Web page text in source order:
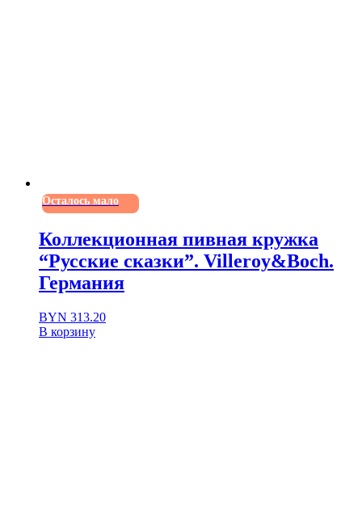
Осталось мало
Коллекционная пивная кружка
“Русские сказки”. Villeroy&Boch.
Германия
BYN 313.20
В корзину